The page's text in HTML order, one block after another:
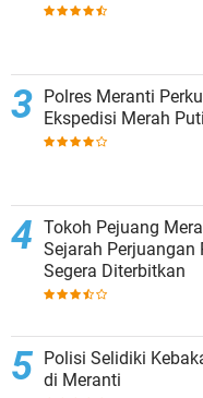
Polres Meranti
Ekspedisi Merah
Tokoh Pejuang
Sejarah Perjuangan
Segera Diterbitkan
Polisi Selidiki
di Meranti